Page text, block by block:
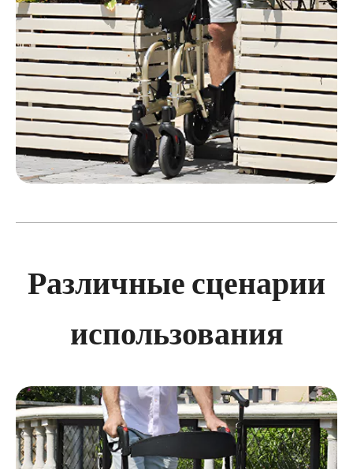
Различные сценарии
использования